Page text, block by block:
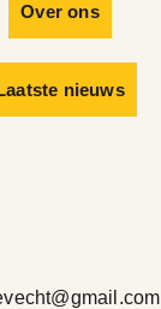
Over ons
nieuws